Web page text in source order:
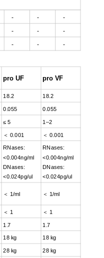
- - -
- - -
- - -
pro UF pro VF
18.2 18.2
0.055 0.055
≤ 5 1–2
＜ 0.001 ＜ 0.001
RNases:
<0.004ng/ml
DNases:
<0.024pg/ul
RNases:
<0.004ng/ml
DNases:
<0.024pg/ul
＜ 1/ml ＜ 1/ml
＜ 1 ＜ 1
1.7 1.7
18 kg 18 kg
28 kg 28 kg